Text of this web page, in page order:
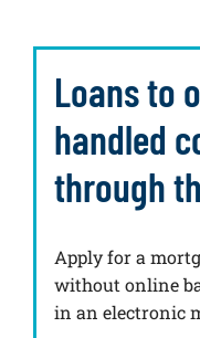
Loans to
handled
through
Apply for a
without online
in an electronic